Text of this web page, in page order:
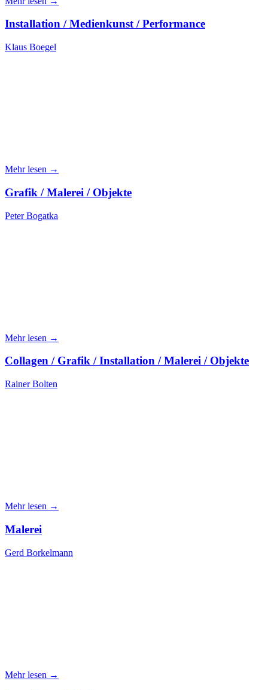
Installation / Medienkunst / Performance
Klaus Boegel
Mehr lesen →
Grafik / Malerei / Objekte
Peter Bogatka
Mehr lesen →
Collagen / Grafik / Installation / Malerei / Objekte
Rainer Bolten
Mehr lesen →
Malerei
Gerd Borkelmann
Mehr lesen →